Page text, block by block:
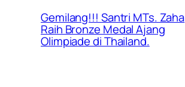
Gemilang!!! Santri MTs. Zaha
Raih Bronze Medal Ajang
Olimpiade di Thailand.